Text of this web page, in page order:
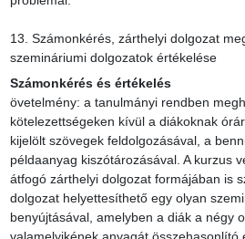
13. Számonkérés, zárthelyi dolgozat
szemináriumi dolgozatok értékelése
Számonkérés és értékelés
övetelmény: a tanulmányi rendben
kötelezettségeken kívül a diákoknak
kijelölt szövegek feldolgozásával, a
példaanyag kiszótározásával. A kurzus
átfogó zárthelyi dolgozat formájában is
dolgozat helyettesíthető egy olyan
benyújtásával, amelyben a diák a négy